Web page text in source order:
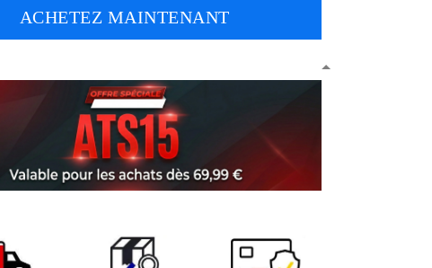
ACHETEZ MAINTENANT